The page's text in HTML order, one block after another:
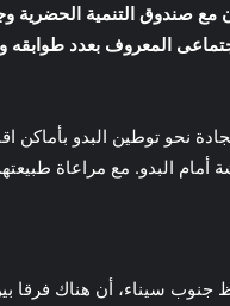
صندوق التنمية الحضرية
المعروف بعدد
نحو توطين البدو بأماكن
أمام البدو. مع مراعاة
جنوب سيناء، أن هناك فرقا